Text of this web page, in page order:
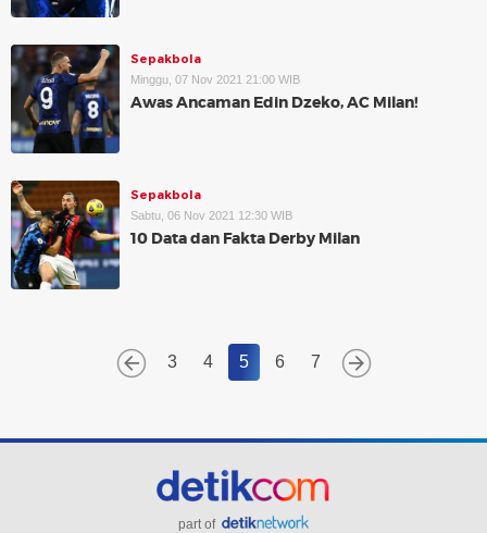
Sepakbola
Minggu, 07 Nov 2021 21:00 WIB
Awas Ancaman Edin Dzeko, AC Milan!
Sepakbola
Sabtu, 06 Nov 2021 12:30 WIB
10 Data dan Fakta Derby Milan
3 4 5 6 7
part of